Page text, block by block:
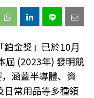
金獎」已於10月
屆 (2023年) 發明競
涵蓋半導體、資
日常用品等多種領